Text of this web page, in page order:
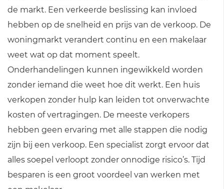
de markt. Een verkeerde beslissing kan invloed
hebben op de snelheid en prijs van de verkoop. De
woningmarkt verandert continu en een makelaar
weet wat op dat moment speelt.
Onderhandelingen kunnen ingewikkeld worden
zonder iemand die weet hoe dit werkt. Een huis
verkopen zonder hulp kan leiden tot onverwachte
kosten of vertragingen. De meeste verkopers
hebben geen ervaring met alle stappen die nodig
zijn bij een verkoop. Een specialist zorgt ervoor dat
alles soepel verloopt zonder onnodige risico’s. Tijd
besparen is een groot voordeel van werken met